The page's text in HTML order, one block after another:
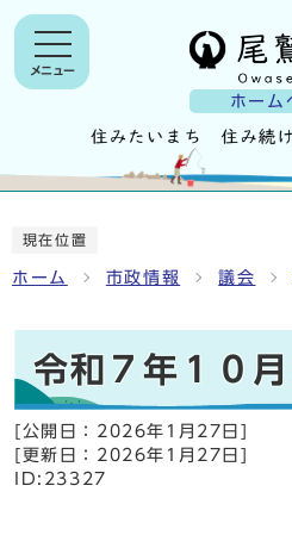
ホーム
メニュー
現在位置
ホーム 市政情報 議会
令和７年１０月
[公開日： 2026年1月27日
[更新日： 2026年1月27日
ID:23327